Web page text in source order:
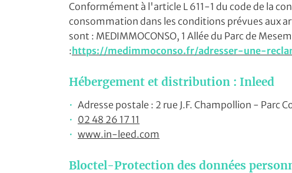
Conformément à l'article L 611-1 du code de la
consommation dans les conditions prévues aux
sont : MEDIMMOCONSO, 1 Allée du Parc de
: https://medimmoconso.fr/adresser-une-
Hébergement et distribution : Inleed
Adresse postale : 2 rue J.F. Champollion - Parc
02 48 26 17 11
www.in-leed.com
Bloctel-Protection des données